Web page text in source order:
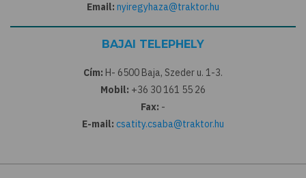
Email: nyiregyhaza@traktor.hu
BAJAI TELEPHELY
Cím: H- 6500 Baja, Szeder u. 1-3.
Mobil: +36 30 161 55 26
Fax: -
E-mail: csatity.csaba@traktor.hu